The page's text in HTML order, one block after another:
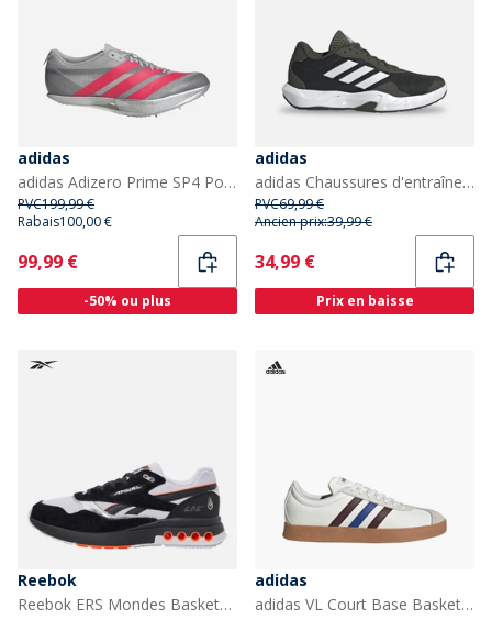
adidas
adidas Adizero Prime SP4 Pointes de Sprint d'Athlétisme Grey Two/Lucid Red/Silver Metallic
PVC199,99 €
Rabais100,00 €
Current
99,99 €
-50% ou plus
adidas
adidas Chaussures d'entraînement Amplimove Homme Night Cargo/Footwear White/Night Cargo
PVC69,99 €
Ancien prix:39,99 €
Current
34,99 €
Prix en baisse
Reebok
Reebok ERS Mondes Baskets Noir/Blanc/Chrome
adidas
adidas VL Court Base Baskets Cloud White/Aurora Ruby/Royal Blue